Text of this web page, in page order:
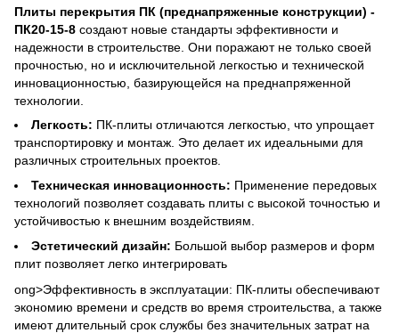
Плиты перекрытия ПК (преднапряженные конструкции) -
ПК20-15-8 создают новые стандарты эффективности и
надежности в строительстве. Они поражают не только своей
прочностью, но и исключительной легкостью и технической
инновационностью, базирующейся на преднапряженной
технологии.
Легкость: ПК-плиты отличаются легкостью, что упрощает
транспортировку и монтаж. Это делает их идеальными для
различных строительных проектов.
Техническая инновационность: Применение передовых
технологий позволяет создавать плиты с высокой точностью и
устойчивостью к внешним воздействиям.
Эстетический дизайн: Большой выбор размеров и форм
плит позволяет легко интегрировать
ong>Эффективность в эксплуатации: ПК-плиты обеспечивают
экономию времени и средств во время строительства, а также
имеют длительный срок службы без значительных затрат на